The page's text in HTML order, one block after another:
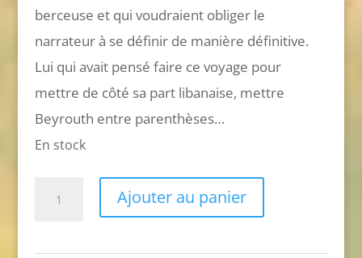
berceuse et qui voudraient obliger le
narrateur à se définir de manière définitive.
Lui qui avait pensé faire ce voyage pour
mettre de côté sa part libanaise, mettre
Beyrouth entre parenthèses…
En stock
Ajouter au panier